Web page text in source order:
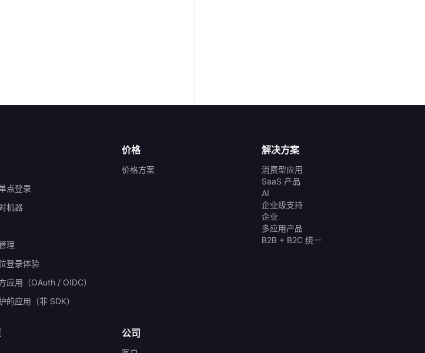
点登录
机器
理
登录体验
应用（OAuth / OIDC）
的应用（非 SDK）
价格
价格方案
解决方案
消费型应用
SaaS 产品
AI
企业级支持
企业
多应用产品
B2B + B2C 统一
公司